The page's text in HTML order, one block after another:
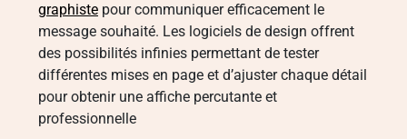
graphiste pour communiquer efficacement le
message souhaité. Les logiciels de design offrent
des possibilités infinies permettant de tester
différentes mises en page et d’ajuster chaque détail
pour obtenir une affiche percutante et
professionnelle